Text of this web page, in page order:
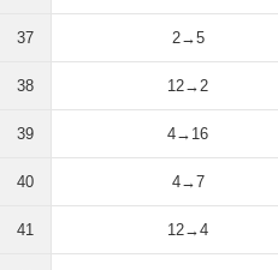
37 2→5
38 12→2
39 4→16
40 4→7
41 12→4